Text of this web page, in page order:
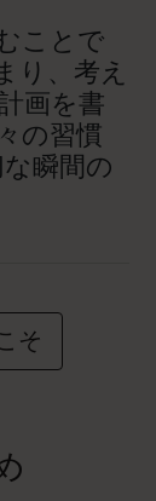
ことで
り、考え
画を書
の習慣
瞬間の
そ